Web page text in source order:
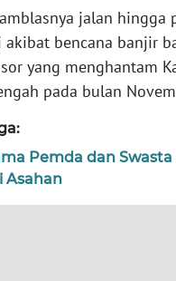
jalan hingga
bencana banjir
yang menghantam
pada bulan
Pemda dan
Asahan